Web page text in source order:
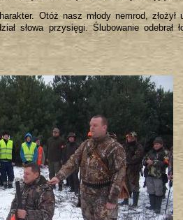
Otóż nasz młody nemrod,
słowa przysięgi. Ślubowanie odebrał